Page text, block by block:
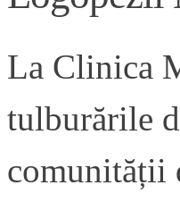
La Clinica
tulburările
comunității